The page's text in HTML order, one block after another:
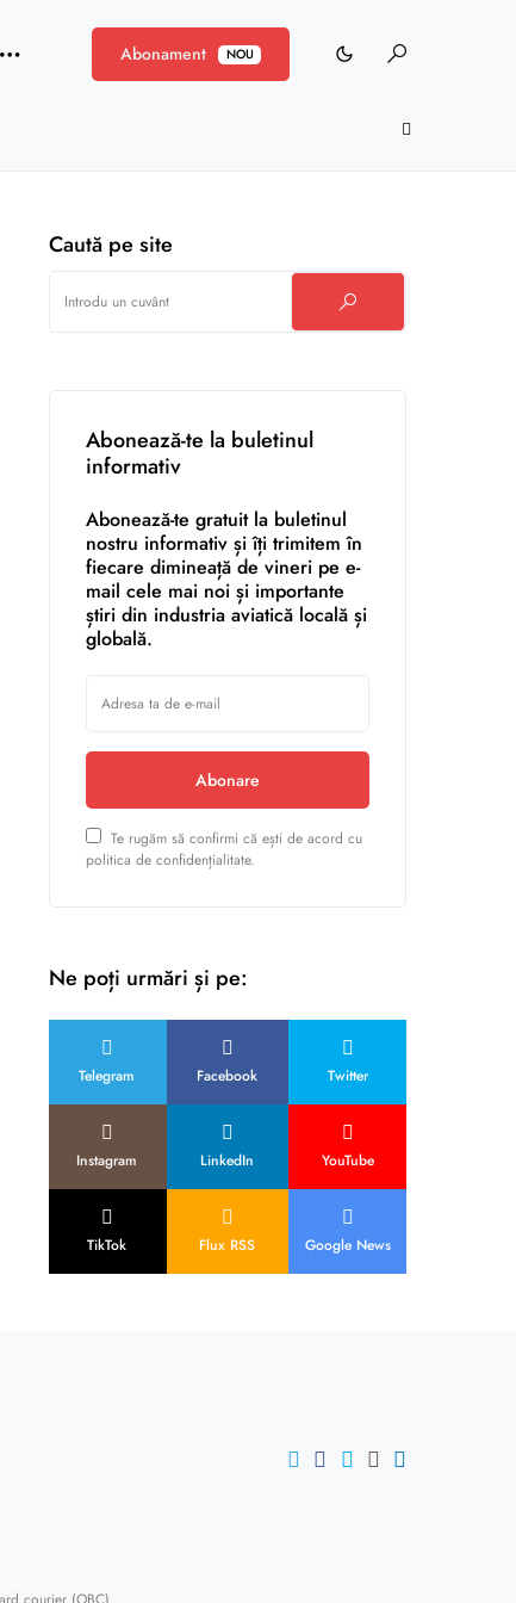
Abonament NOU
Caută pe site
Abonează-te la buletinul
informativ
Abonează-te gratuit la buletinul
nostru informativ și îți trimitem în
fiecare dimineață de vineri pe e-
mail cele mai noi și importante
știri din industria aviatică locală și
globală.
Abonare
Te rugăm să confirmi că ești de acord cu
politica de confidențialitate.
Ne poți urmări și pe:
Telegram Facebook Twitter
Instagram LinkedIn YouTube
TikTok Flux RSS Google News